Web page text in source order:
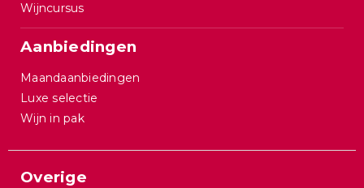
Wijncursus
Aanbiedingen
Maandaanbiedingen
Luxe selectie
Wijn in pak
Overige